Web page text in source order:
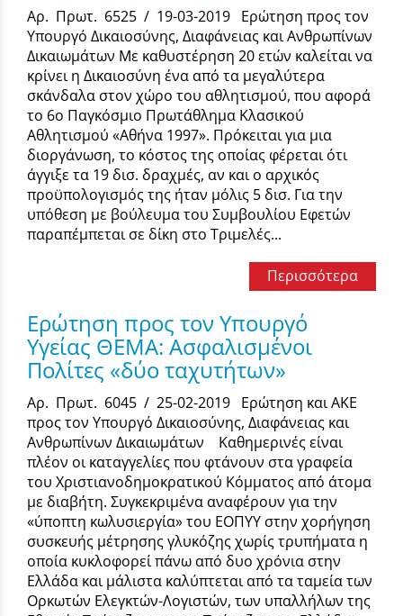
Αρ. Πρωτ. 6525 / 19-03-2019 Ερώτηση προς τον
Υπουργό Δικαιοσύνης, Διαφάνειας και Ανθρωπίνων
Δικαιωμάτων Με καθυστέρηση 20 ετών καλείται να
κρίνει η Δικαιοσύνη ένα από τα μεγαλύτερα
σκάνδαλα στον χώρο του αθλητισμού, που αφορά
το 6ο Παγκόσμιο Πρωτάθλημα Κλασικού
Αθλητισμού «Αθήνα 1997». Πρόκειται για μια
διοργάνωση, το κόστος της οποίας φέρεται ότι
άγγιξε τα 19 δισ. δραχμές, αν και ο αρχικός
προϋπολογισμός της ήταν μόλις 5 δισ. Για την
υπόθεση με βούλευμα του Συμβουλίου Εφετών
παραπέμπεται σε δίκη στο Τριμελές...
Περισσότερα
Ερώτηση προς τον Υπουργό
Υγείας ΘΕΜΑ: Ασφαλισμένοι
Πολίτες «δύο ταχυτήτων»
Αρ. Πρωτ. 6045 / 25-02-2019 Ερώτηση και ΑΚΕ
προς τον Υπουργό Δικαιοσύνης, Διαφάνειας και
Ανθρωπίνων Δικαιωμάτων Καθημερινές είναι
πλέον οι καταγγελίες που φτάνουν στα γραφεία
του Χριστιανοδημοκρατικού Κόμματος από άτομα
με διαβήτη. Συγκεκριμένα αναφέρουν για την
«ύποπτη κωλυσιεργία» του ΕΟΠΥΥ στην χορήγηση
συσκευής μέτρησης γλυκόζης χωρίς τρυπήματα η
οποία κυκλοφορεί πάνω από δυο χρόνια στην
Ελλάδα και μάλιστα καλύπτεται από τα ταμεία των
Ορκωτών Ελεγκτών-Λογιστών, των υπαλλήλων της